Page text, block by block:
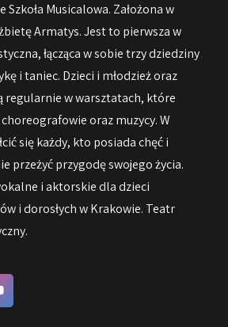
Szkoła Musicalowa. Założona w
Armatys. Jest to pierwsza w
łącząca w sobie trzy dziedziny
i taniec. Dzieci i młodzież oraz
regularnie w warsztatach, które
oraz muzycy. W
się każdy, kto posiada chęć i
przeżyć przygodę swojego życia.
i aktorskie dla dzieci
i dorosłych w Krakowie. Teatr